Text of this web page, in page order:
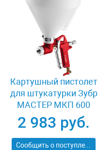
Картушный пистолет
для штукатурки Зубр
МАСТЕР МКП 600
06466
2 983 руб.
Сообщить о поступлении